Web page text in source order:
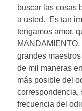
buscar las cosas
a usted. Es tan
tengamos amor,
grandes
de mil maneras
más posible del
correspondencia,
frecuencia del